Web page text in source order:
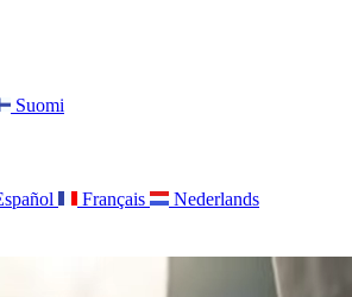
Suomi
Français
Nederlands